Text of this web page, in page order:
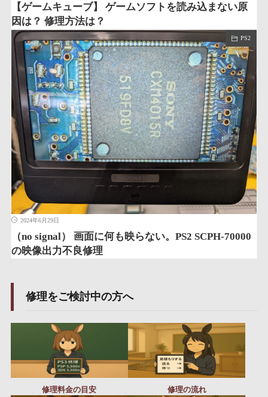
【ゲームキューブ】 ゲームソフトを読み込まない原
因は？ 修理方法は？
PS2
2024年6月29日
（no signal） 画面に何も映らない。PS2 SCPH-70000
の映像出力不良修理
修理をご検討中の方へ
修理料金の目安 修理の流れ